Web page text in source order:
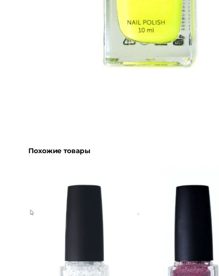
Похожие товары